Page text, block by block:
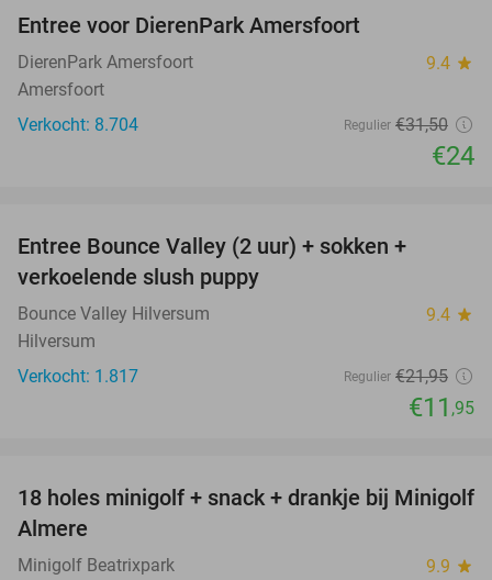
Entree voor DierenPark Amersfoort
DierenPark Amersfoort 9.4 star
Amersfoort
Verkocht: 8.704
Regulier €31,50
€24
Entree Bounce Valley (2 uur) + sokken +
verkoelende slush puppy
Bounce Valley Hilversum 9.4 star
Hilversum
Verkocht: 1.817
Regulier €21,95
€11 ,95
50%
18 holes minigolf + snack + drankje bij Minigolf
Almere
Minigolf Beatrixpark 9.9 star